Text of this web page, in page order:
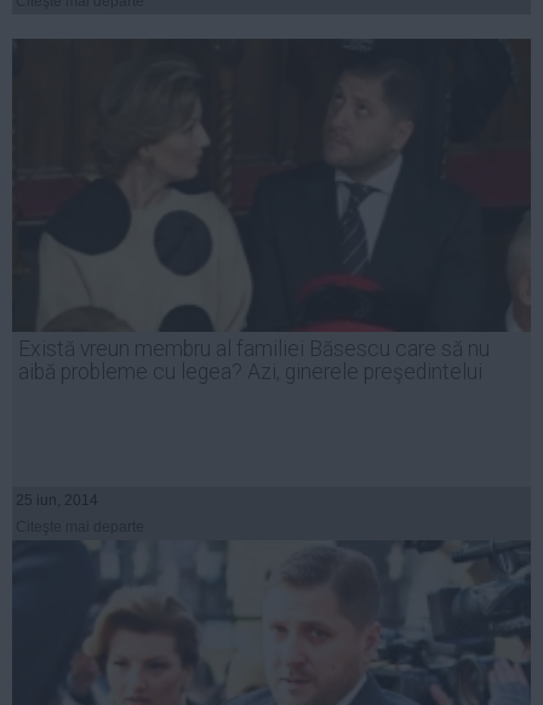
Există vreun membru al familiei Băsescu care să nu
aibă probleme cu legea? Azi, ginerele preşedintelui
25 iun, 2014